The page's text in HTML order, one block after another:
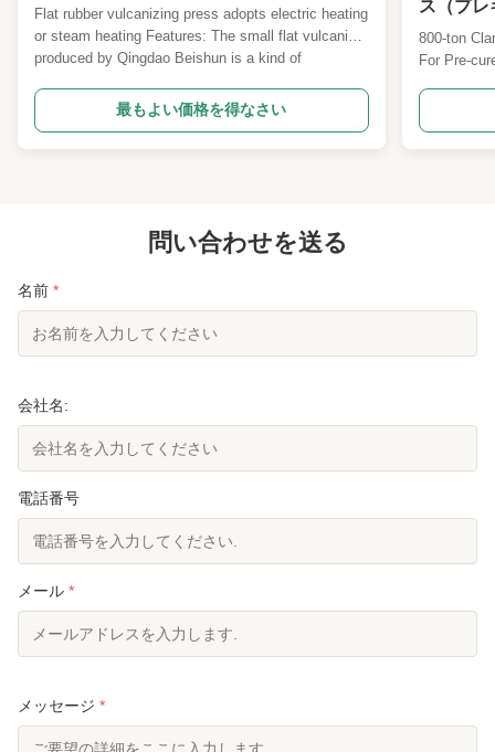
Flat rubber vulcanizing press adopts electric heating
or steam heating Features: The small flat vulcanizer
produced by Qingdao Beishun is a kind of
rubber products. It is widely used in laboratory
research, product development and small batch ...
最もよい価格を得なさい
ス（プ
800-ton
For Pre-
The 5-
distribution
問い合わせを送る
名前 *
会社名:
電話番号
メール *
メッセージ *